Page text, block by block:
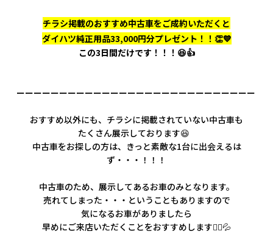
チラシ掲載のおすすめ中古車をご成約いただくと
ダイハツ純正用品33,000円分プレゼント！！👏💙
この3日間だけです！！！😆👍
ーーーーーーーーーーーーーーーーーーーーーーーーーーーー
おすすめ以外にも、チラシに掲載されていない中古車も
たくさん展示しております😆
中古車をお探しの方は、きっと素敵な1台に出会えるは
ず・・・！！！
中古車のため、展示してあるお車のみとなります。
売れてしまった・・・ということもありますので
気になるお車がありましたら
早めにご来店いただくことをおすすめします🙇‍♀️💦